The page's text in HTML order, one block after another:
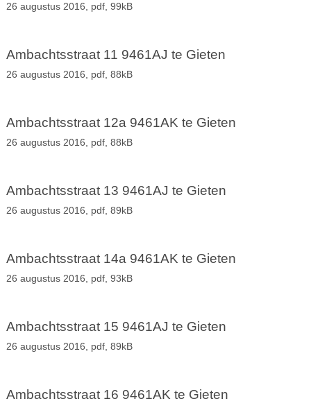
26 augustus 2016, pdf, 99kB
Ambachtsstraat 11 9461AJ te Gieten
26 augustus 2016, pdf, 88kB
Ambachtsstraat 12a 9461AK te Gieten
26 augustus 2016, pdf, 88kB
Ambachtsstraat 13 9461AJ te Gieten
26 augustus 2016, pdf, 89kB
Ambachtsstraat 14a 9461AK te Gieten
26 augustus 2016, pdf, 93kB
Ambachtsstraat 15 9461AJ te Gieten
26 augustus 2016, pdf, 89kB
Ambachtsstraat 16 9461AK te Gieten